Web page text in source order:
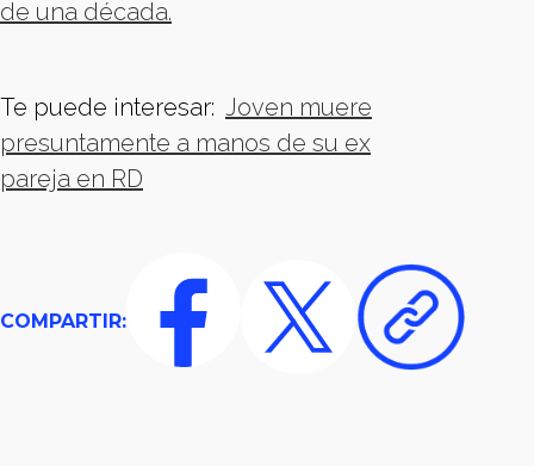
de una década.
Te puede interesar: Joven muere
presuntamente a manos de su ex
pareja en RD
COMPARTIR: